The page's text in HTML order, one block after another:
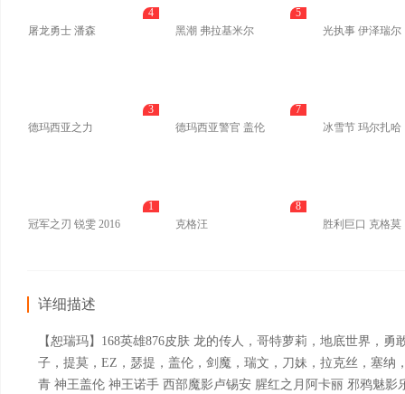
屠龙勇士 潘森
4
黑潮 弗拉基米尔
5
光执事 伊泽瑞尔
德玛西亚之力
3
德玛西亚警官 盖伦
7
冰雪节 玛尔扎哈
冠军之刃 锐雯 2016
1
克格汪
8
胜利巨口 克格莫
详细描述
【恕瑞玛】168英雄876皮肤 龙的传人，哥特萝莉，地底世界，
子，提莫，EZ，瑟提，盖伦，剑魔，瑞文，刀妹，拉克丝，塞
青 神王盖伦 神王诺手 西部魔影卢锡安 腥红之月阿卡丽 邪鸦魅